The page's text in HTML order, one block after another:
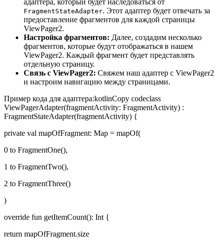
FragmentStateAdapter. Этот адаптер будет отвечать за
предоставление фрагментов для каждой страницы
ViewPager2.
Настройка фрагментов: Далее, создадим несколько
фрагментов, которые будут отображаться в нашем
ViewPager2. Каждый фрагмент будет представлять
отдельную страницу.
Связь с ViewPager2: Свяжем наш адаптер с ViewPager2
и настроим навигацию между страницами.
Пример кода для адаптера:kotlinCopy codeclass
ViewPagerAdapter(fragmentActivity: FragmentActivity) :
FragmentStateAdapter(fragmentActivity) {
private val mapOfFragment: Map = mapOf(
0 to FragmentOne(),
1 to FragmentTwo(),
2 to FragmentThree()
)
override fun getItemCount(): Int {
return mapOfFragment.size